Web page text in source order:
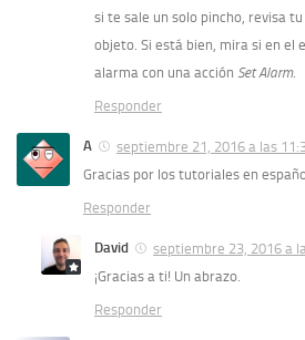
si te sale un solo pincho, revisa
objeto. Si está bien, mira si en el
alarma con una acción Set Alarm.
Responder
A
septiembre 21, 2016 a las
Gracias por los tutoriales en
Responder
David
septiembre 23, 2016 a
¡Gracias a ti! Un abrazo.
Responder